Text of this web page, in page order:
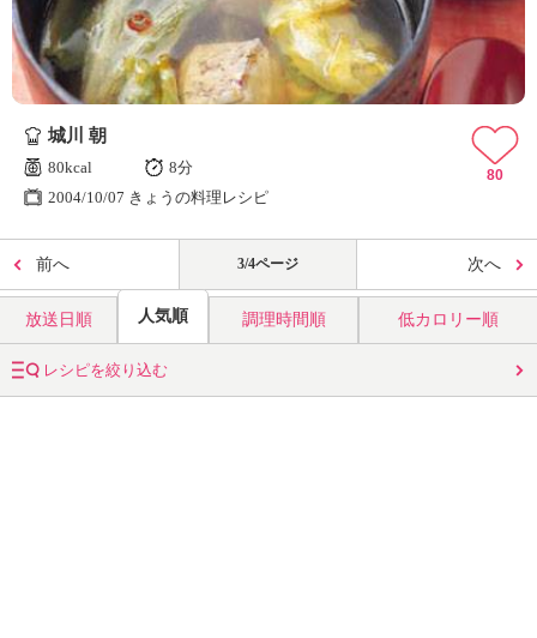
城川 朝
80kcal
8分
2004/10/07 きょうの料理レシピ
80
前へ 3/4ページ 次へ
放送日順 人気順 調理時間順 低カロリー順
レシピを絞り込む